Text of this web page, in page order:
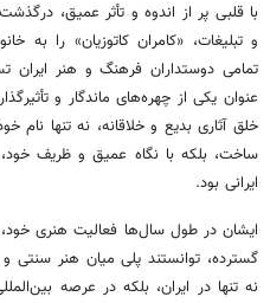
با قلبی پر از اندوه و تأثر عمیق،
و تبلیغات، «کامران کاتوزیان» را به
تمامی دوستداران فرهنگ و هنر ایران
عنوان یکی از چهره‌های ماندگار و
خلق آثاری بدیع و خلاقانه، نه تنها نام
ساخت، بلکه با نگاه عمیق و ظریف خود،
ایرانی بود.
ایشان در طول سال‌ها فعالیت هنری خود،
گسترده، توانستند پلی میان هنر سنتی
نه تنها در ایران، بلکه در عرصه